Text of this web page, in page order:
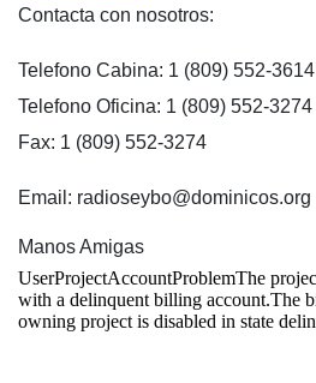
Contacta con nosotros:
Telefono Cabina: 1 (809) 552-3614
Telefono Oficina: 1 (809) 552-3274
Fax: 1 (809) 552-3274
Email: radioseybo@dominicos.org
Manos Amigas